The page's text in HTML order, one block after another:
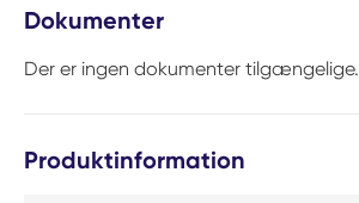
Dokumenter
Der er ingen dokumenter tilgængelige.
Produktinformation